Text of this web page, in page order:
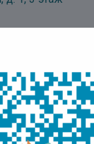
день